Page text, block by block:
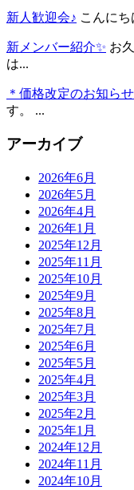
新人歓迎会♪ こんに
新メンバー紹介✨ お
は...
＊価格改定のお知らせ
す。 ...
アーカイブ
2026年6月
2026年5月
2026年4月
2026年1月
2025年12月
2025年11月
2025年10月
2025年9月
2025年8月
2025年7月
2025年6月
2025年5月
2025年4月
2025年3月
2025年2月
2025年1月
2024年12月
2024年11月
2024年10月